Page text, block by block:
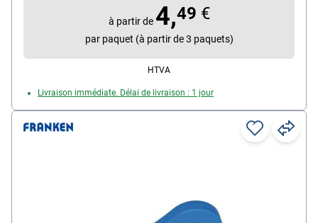
à partir de 4,49 €
par paquet (à partir de 3 paquets)
HTVA
Livraison immédiate. Délai de livraison : 1 jour